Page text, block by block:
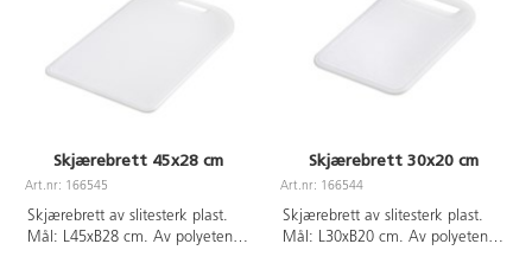
Skjærebrett 45x28 cm
Art.nr: 166545
Skjærebrett av slitesterk plast.
Mål: L45xB28 cm. Av polyeten
Skjærebrett 30x20 cm
Art.nr: 166544
Skjærebrett av slitesterk plast.
Mål: L30xB20 cm. Av polyeten